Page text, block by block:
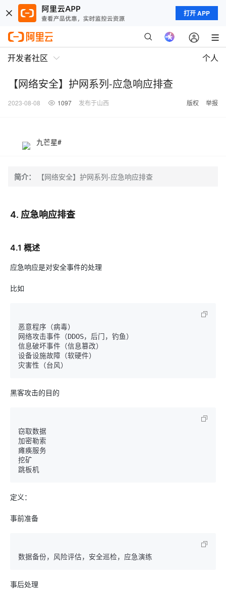
打开 APP
开发者社区 个人
【网络安全】护网系列-应急响应排查
2023-08-08 1097 发布于山西 版权 举报
九芒星#
简介： 【网络安全】护网系列-应急响应排查
4. 应急响应排查
4.1 概述
应急响应是对安全事件的处理
比如
恶意程序（病毒）
网络攻击事件（DDOS，后门，钓鱼）
信息破坏事件（信息篡改）
设备设施故障（软硬件）
黑客攻击的目的
窃取数据
加密勒索
瘫痪服务
挖矿
定义：
事前准备
事后处理